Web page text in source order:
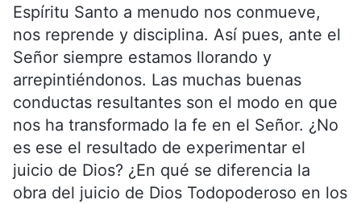
Espíritu Santo a menudo nos conmueve,
nos reprende y disciplina. Así pues, ante el
Señor siempre estamos llorando y
arrepintiéndonos. Las muchas buenas
conductas resultantes son el modo en que
nos ha transformado la fe en el Señor. ¿No
es ese el resultado de experimentar el
juicio de Dios? ¿En qué se diferencia la
obra del juicio de Dios Todopoderoso en los